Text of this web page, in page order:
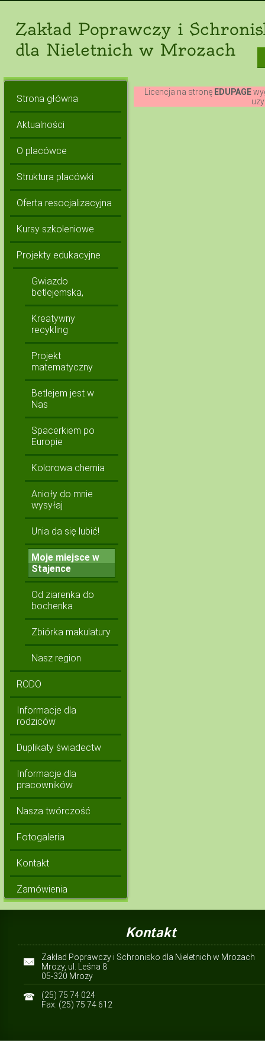
Zakład Poprawczy i
dla Nieletnich w Mrozach
Strona główna
Aktualności
O placówce
Struktura placówki
Oferta resocjalizacyjna
Kursy szkoleniowe
Projekty edukacyjne
Gwiazdo
betlejemska,
Kreatywny
recykling
Projekt
matematyczny
Betlejem jest w
Nas
Spacerkiem po
Europie
Kolorowa chemia
Anioły do mnie
wysyłaj
Unia da się lubić!
Moje miejsce w
Stajence
Od ziarenka do
bochenka
Zbiórka makulatury
Nasz region
RODO
Informacje dla
rodziców
Duplikaty świadectw
Informacje dla
pracowników
Nasza twórczość
Fotogaleria
Kontakt
Zamówienia
Licencja na stronę EDUPAGE
Kontakt
Zakład Poprawczy i Schronisko dla Nieletnich w Mrozach
Mrozy, ul. Leśna 8
05-320 Mrozy
(25) 75 74 024
Fax. (25) 75 74 612